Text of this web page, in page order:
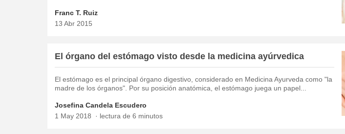
Franc T. Ruiz
13 Abr 2015
El órgano del estómago visto desde la medicina ayúrvedica
El estómago es el principal órgano digestivo, considerado en Medicina Ayurveda como "la
madre de los órganos". Por su posición anatómica, el estómago juega un papel...
Josefina Candela Escudero
1 May 2018
lectura de 6 minutos